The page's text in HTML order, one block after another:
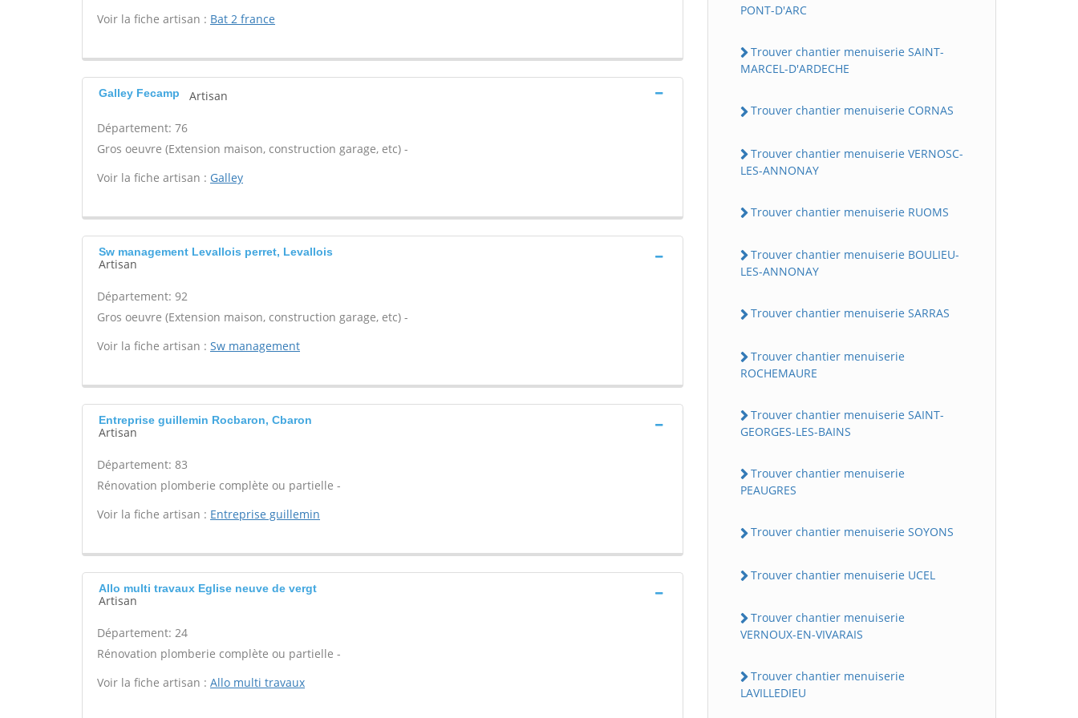
Voir la fiche artisan : Bat 2 france
Galley Fecamp Artisan
Département: 76
Gros oeuvre (Extension maison, construction garage, etc) -
Voir la fiche artisan : Galley
Sw management Levallois perret, Levallois
Artisan
Département: 92
Gros oeuvre (Extension maison, construction garage, etc) -
Voir la fiche artisan : Sw management
Entreprise guillemin Rocbaron, Cbaron
Artisan
Département: 83
Rénovation plomberie complète ou partielle -
Voir la fiche artisan : Entreprise guillemin
Allo multi travaux Eglise neuve de vergt
Artisan
Département: 24
Rénovation plomberie complète ou partielle -
Voir la fiche artisan : Allo multi travaux
PONT-D'ARC
Trouver chantier menuiserie SAINT-
MARCEL-D'ARDECHE
Trouver chantier menuiserie CORNAS
Trouver chantier menuiserie VERNOSC-
LES-ANNONAY
Trouver chantier menuiserie RUOMS
Trouver chantier menuiserie BOULIEU-
LES-ANNONAY
Trouver chantier menuiserie SARRAS
Trouver chantier menuiserie
ROCHEMAURE
Trouver chantier menuiserie SAINT-
GEORGES-LES-BAINS
Trouver chantier menuiserie
PEAUGRES
Trouver chantier menuiserie SOYONS
Trouver chantier menuiserie UCEL
Trouver chantier menuiserie
VERNOUX-EN-VIVARAIS
Trouver chantier menuiserie
LAVILLEDIEU